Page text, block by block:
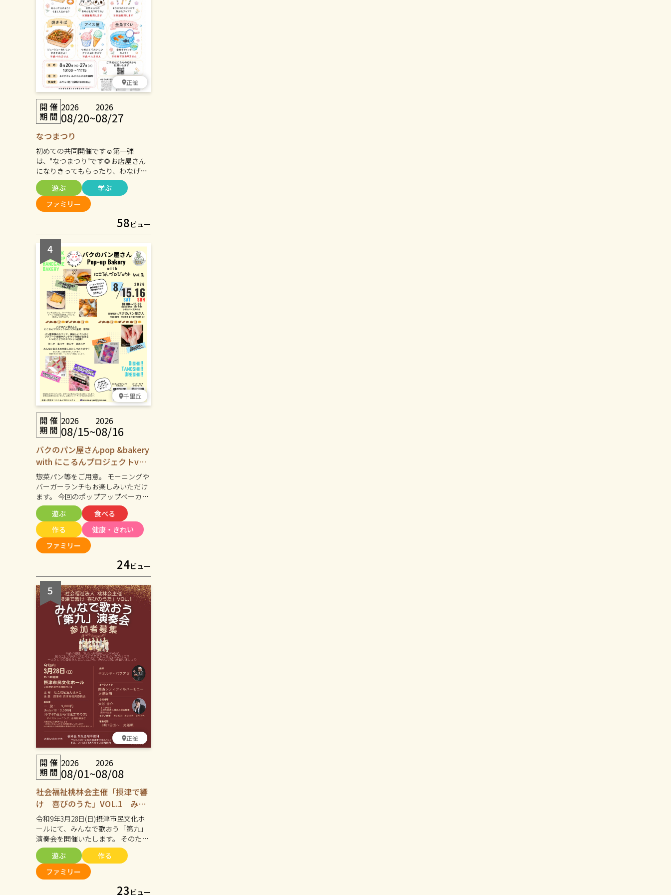
正雀
2026
08/20~
2026
08/27
なつまつり
初めての共同開催です☺️第一弾
は、"なつまつり"です🌻お店屋さん
になりきってもらったり、わなげや
金魚すくいにも挑戦してみてくださ
いね🐟お土産も購入いただけます💐
そして、その様子をプロカメラマン
に撮ってもらってプレゼント出来ま
すよ〜🎁ぜひ浴衣や甚平などオシャ
遊ぶ
学ぶ
ファミリー
58ビュー
千里丘
2026
08/15~
2026
08/16
バクのパン屋さんpop &bakery
with にこるんプロジェクトvol.
2
惣菜パン等をご用意。 モーニングや
バーガーランチもお楽しみいただけ
ます。 今回のポップアップベーカリ
ーでも ハンドマッサージ・ワークシ
ョップ・アート体験などを開催しま
す。(こちらは10:00~15:00まで) 近場
で、気軽に集い、 楽しく、美味し
い！！ そんなひとときを一緒に過ご
してみませんか？
遊ぶ
食べる
作る
健康・きれい
ファミリー
24ビュー
正雀
2026
08/01~
2026
08/08
社会福祉桃林会主催「摂津で響
け 喜びのうた」VOL.1 みん
なで歌おう「第九」演奏会 参
加者募集
令和9年3月28日(日)摂津市民文化ホ
ールにて、みんなで歌おう「第九」
演奏会を開催いたします。 そのため
法人では合唱メンバーを募集してい
ます。年齢や経験、障がいの有無に
関わらず、歌うことが好きな方なら
どなたでもご参加いただけます。一
人ひとりの個性を大切にしながらみ
遊ぶ
作る
ファミリー
23 ビュー